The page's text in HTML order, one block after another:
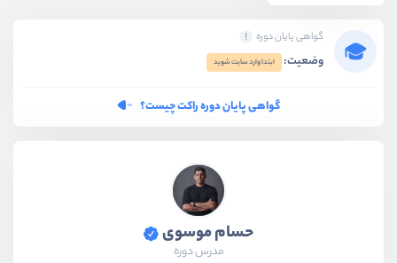
گواهی پایان دوره
وضعیت: ابتدا وارد سایت شوید
گواهی پایان دوره راکت چیست؟
حسام موسوی
مدرس دوره